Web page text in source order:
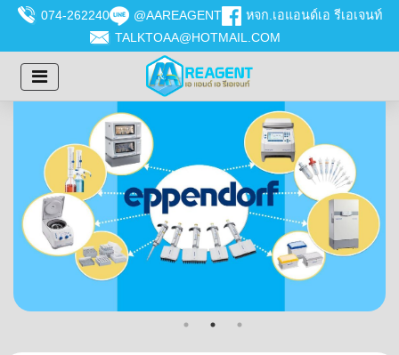
074-262240 @AAREAGENT
หจก.เอแอนด์เอ รีเอเจนท์
TALKTOAA@HOTMAIL.COM